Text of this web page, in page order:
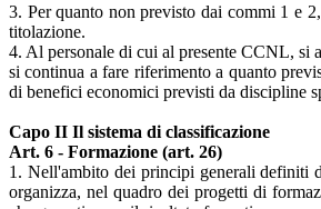
3. Per quanto non previsto dai commi 1 e
titolazione.
4. Al personale di cui al presente CCNL, si
si continua a fare riferimento a quanto
di benefici economici previsti da discipline
Capo II Il sistema di classificazione
Art. 6 - Formazione (art. 26)
1. Nell'ambito dei principi generali definiti
organizza, nel quadro dei progetti di